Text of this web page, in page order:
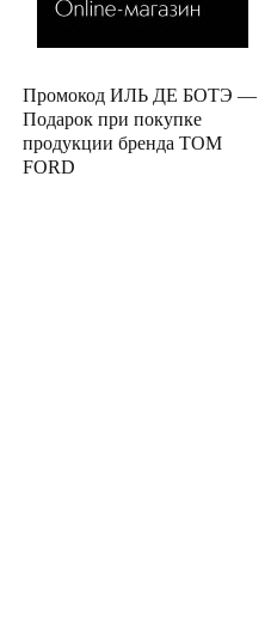
Промокод ИЛЬ ДЕ БОТЭ —
Подарок при покупке
продукции бренда TOM
FORD